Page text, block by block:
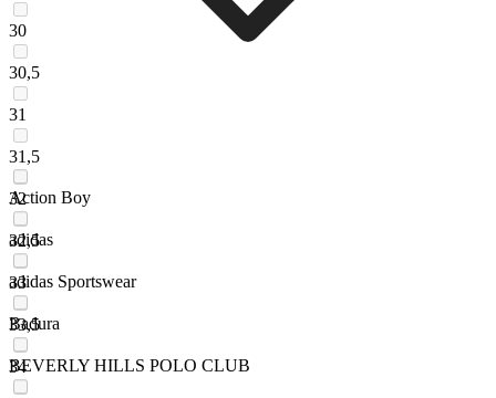
30
30,5
31
31,5
32
32,5
33
33,5
34
Action Boy
adidas
adidas Sportswear
Badura
BEVERLY HILLS POLO CLUB